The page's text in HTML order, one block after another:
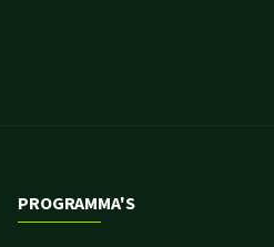
PROGRAMMA'S